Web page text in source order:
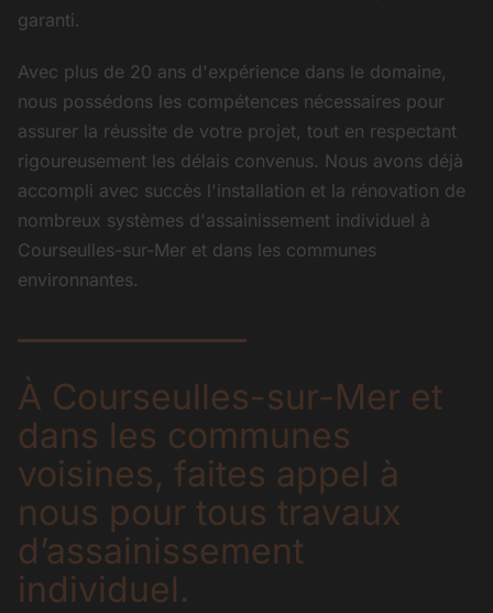
garanti.
Avec plus de 20 ans d'expérience dans le domaine,
nous possédons les compétences nécessaires pour
assurer la réussite de votre projet, tout en respectant
rigoureusement les délais convenus. Nous avons déjà
accompli avec succès l'installation et la rénovation de
nombreux systèmes d'assainissement individuel à
Courseulles-sur-Mer et dans les communes
environnantes.
À Courseulles-sur-Mer et
dans les communes
voisines, faites appel à
nous pour tous travaux
d’assainissement
individuel.